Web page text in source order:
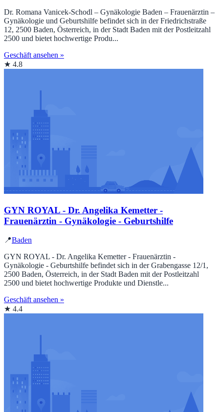
Dr. Romana Vanicek-Schodl – Gynäkologie Baden – Frauenärztin –
Gynäkologie und Geburtshilfe befindet sich in der Friedrichstraße
12, 2500 Baden, Österreich, in der Stadt Baden mit der Postleitzahl
2500 und bietet hochwertige Produ...
Geschäft ansehen »
★ 4.8
GYN ROYAL - Dr. Angelika Kemetter -
Frauenärztin - Gynäkologie - Geburtshilfe
📍Baden
GYN ROYAL - Dr. Angelika Kemetter - Frauenärztin -
Gynäkologie - Geburtshilfe befindet sich in der Grabengasse 12/1,
2500 Baden, Österreich, in der Stadt Baden mit der Postleitzahl
2500 und bietet hochwertige Produkte und Dienstle...
Geschäft ansehen »
★ 4.4